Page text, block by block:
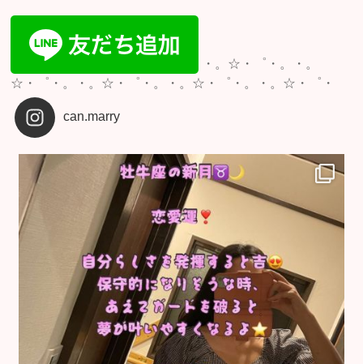
・。☆・゜・。・。
☆・゜・。・。☆・゜・。・。☆・゜・。・。☆・゜・
can.marry